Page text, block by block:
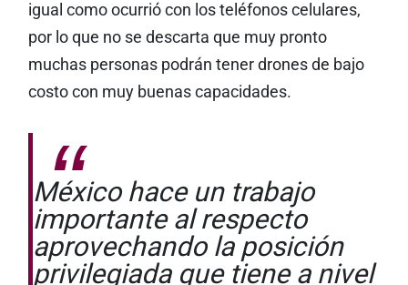
igual como ocurrió con los teléfonos celulares,
por lo que no se descarta que muy pronto
muchas personas podrán tener drones de bajo
costo con muy buenas capacidades.
México hace un trabajo
importante al respecto
aprovechando la posición
privilegiada que tiene a nivel